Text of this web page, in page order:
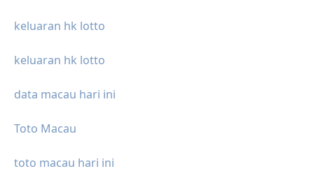
keluaran hk lotto
keluaran hk lotto
data macau hari ini
Toto Macau
toto macau hari ini